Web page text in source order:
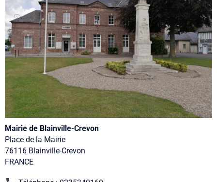
Mairie de Blainville-Crevon
Place de la Mairie
76116 Blainville-Crevon
FRANCE